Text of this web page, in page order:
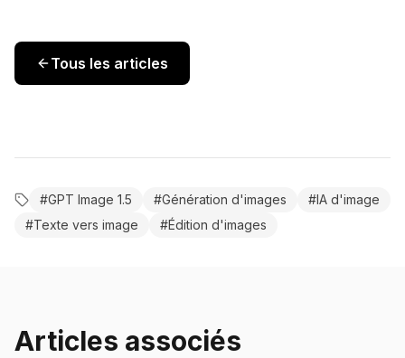
Tous les articles
#GPT Image 1.5 #Génération d'images #IA d'image
#Texte vers image #Édition d'images
Articles associés